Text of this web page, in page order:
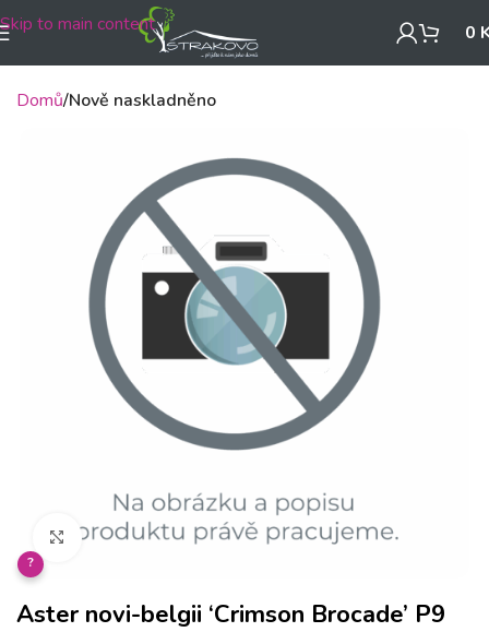
Skip to main content 0
Domů Nově naskladněno
Klikněte pro zvětšení
?
Aster novi-belgii ‘Crimson Brocade’ P9